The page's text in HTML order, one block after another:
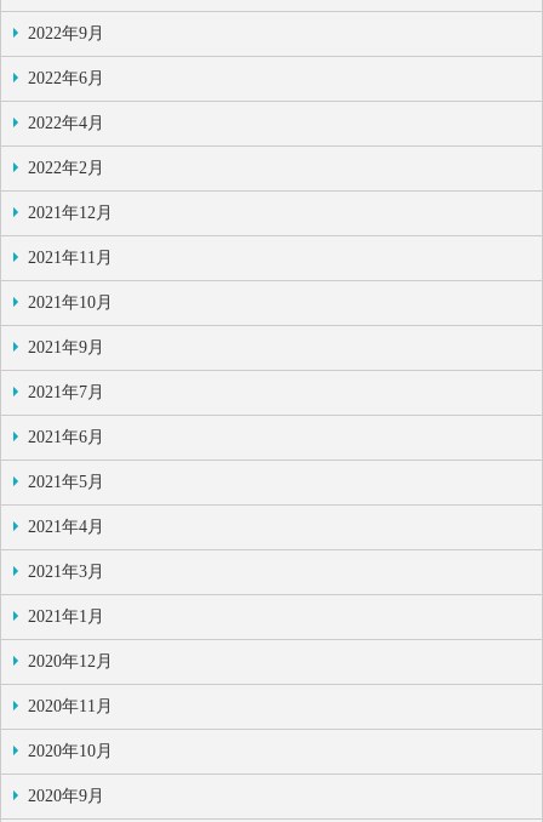
2022年9月
2022年6月
2022年4月
2022年2月
2021年12月
2021年11月
2021年10月
2021年9月
2021年7月
2021年6月
2021年5月
2021年4月
2021年3月
2021年1月
2020年12月
2020年11月
2020年10月
2020年9月